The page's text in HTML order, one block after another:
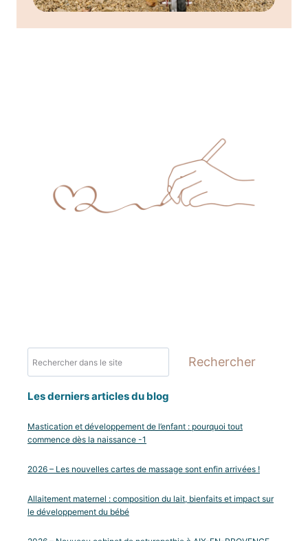
Rechercher
Les derniers articles du blog
Mastication et développement de l’enfant : pourquoi tout
commence dès la naissance -1
2026 – Les nouvelles cartes de massage sont enfin arrivées !
Allaitement maternel : composition du lait, bienfaits et impact sur
le développement du bébé